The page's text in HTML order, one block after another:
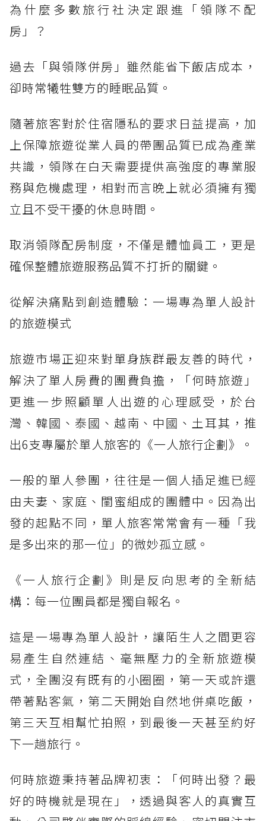
為什麼多數旅行社決定跟進「領隊不配
房」？
過去「與領隊併房」雖然能省下飯店成本，
卻時常犧牲雙方的睡眠品質。
隨著旅客對於住宿隱私的要求日益提高，加
上保障旅遊從業人員的帶團品質已成為產業
共識，領隊在白天需要提供高強度的專業服
務與危機處理，相對而言晚上就必須擁有獨
立且不受干擾的休息時間。
取消領隊配房制度，不僅是體恤員工，更是
確保整體旅遊服務品質不打折的關鍵。
從解決痛點到創造體驗：一場專為單人設計
的旅遊模式
旅遊市場正迎來對單身族群最友善的時代，
解決了單人房費的團費負擔，「何時旅遊」
更進一步照顧單人出遊的心理感受，於台
灣、韓國、泰國、越南、中國、土耳其，推
出6支專屬於單人旅客的《一人旅行企劃》。
一般的單人參團，往往是一個人插足進已經
由夫妻、家庭、閨蜜組成的團體中。因為出
發的起點不同，單人旅客常常會有一種「我
是多出來的那一位」的微妙孤立感。
《一人旅行企劃》則是反向思考的全新結
構：每一位團員都是獨自報名。
這是一場專為單人設計，讓陌生人之間更容
易產生自然連結、毫無壓力的全新旅遊模
式，全團沒有既有的小圈圈，第一天或許還
帶著點客氣，第二天開始自然地併桌吃飯，
第三天互相幫忙拍照，到最後一天甚至約好
下一趟旅行。
何時旅遊秉持著品牌初衷：「何時出發？最
好的時機就是現在」，透過與客人的真實互